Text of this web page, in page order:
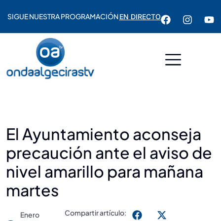
SIGUE NUESTRA PROGRAMACIÓNEN DIRECTO
El Ayuntamiento aconseja
precaución ante el aviso de
nivel amarillo para mañana
martes
Enero
Compartir artículo: